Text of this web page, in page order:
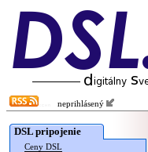
neprihlásený
DSL pripojenie
Ceny DSL